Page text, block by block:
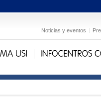
Noticias y eventos